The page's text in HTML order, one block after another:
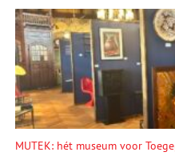
MUTEK: hét museum voor